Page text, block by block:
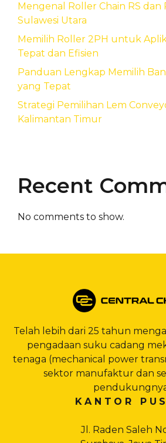
Mengenal Roller Chain RS dan
Sulawesi Utara
Memilih Roller 2PH untuk
Tepat dan Efisien
Panduan Lengkap Memilih
yang Tepat
Strategi Pemilihan Lem
Kalimantan Timur
Recent
No comments to show.
Telah lebih dari 25 tahun
pengadaan suku cadang
tenaga (mechanical power
sektor manufaktur dan
KANTOR
Jl. Raden Saleh